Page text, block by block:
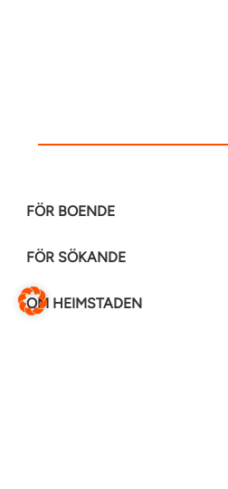
FÖR BOENDE
FÖR SÖKANDE
OM HEIMSTADEN